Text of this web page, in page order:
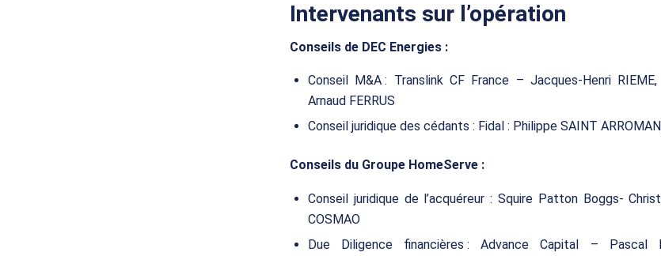
Intervenants sur l’opération
Conseils de DEC Energies :
Conseil M&A : Translink CF France – Jacques-Henri RIEME,
Arnaud FERRUS
Conseil juridique des cédants : Fidal : Philippe SAINT
Conseils du Groupe HomeServe :
Conseil juridique de l’acquéreur : Squire Patton Boggs-
COSMAO
Due Diligence financières : Advance Capital – Pascal